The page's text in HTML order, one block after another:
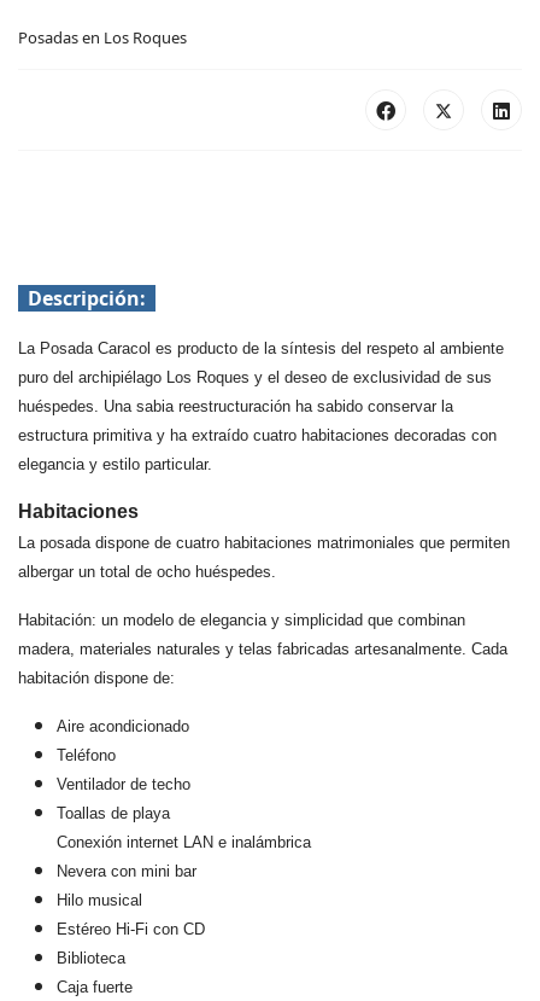
Posadas en Los Roques
Descripción:
La Posada Caracol es producto de la síntesis del respeto al ambiente
puro del archipiélago Los Roques y el deseo de exclusividad de sus
huéspedes. Una sabia reestructuración ha sabido conservar la
estructura primitiva y ha extraído cuatro habitaciones decoradas con
elegancia y estilo particular.
Habitaciones
La posada dispone de cuatro habitaciones matrimoniales que permiten
albergar un total de ocho huéspedes.
Habitación: un modelo de elegancia y simplicidad que combinan
madera, materiales naturales y telas fabricadas artesanalmente. Cada
habitación dispone de:
Aire acondicionado
Teléfono
Ventilador de techo
Toallas de playa
Conexión internet LAN e inalámbrica
Nevera con mini bar
Hilo musical
Estéreo Hi-Fi con CD
Biblioteca
Caja fuerte